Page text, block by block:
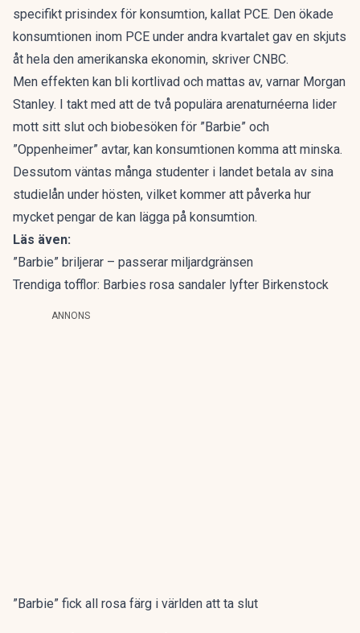
specifikt prisindex för konsumtion, kallat PCE. Den ökade
konsumtionen inom PCE under andra kvartalet gav en skjuts
åt hela den amerikanska ekonomin, skriver CNBC.
Men effekten kan bli kortlivad och mattas av, varnar Morgan
Stanley. I takt med att de två populära arenaturnéerna lider
mott sitt slut och biobesöken för ”Barbie” och
”Oppenheimer” avtar, kan konsumtionen komma att minska.
Dessutom väntas många studenter i landet betala av sina
studielån under hösten, vilket kommer att påverka hur
mycket pengar de kan lägga på konsumtion.
Läs även:
”Barbie” briljerar – passerar miljardgränsen
Trendiga tofflor: Barbies rosa sandaler lyfter Birkenstock
ANNONS
”Barbie” fick all rosa färg i världen att ta slut